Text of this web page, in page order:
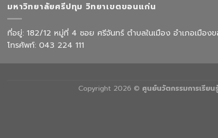
เที่ยว
บริการ
มหาวิทยาลัยศรีปทุม วิทยาเขตขอนแก่น
ที่อยู่: 182/12 หมู่ที่ 4 ซอย ศรีจันทร์ ตำบลในเมือง อำเภอเมือ
โทรศัพท์: 043 224 111
Copyright 2026 © ศูนย์นวัตกรรมการเรีย